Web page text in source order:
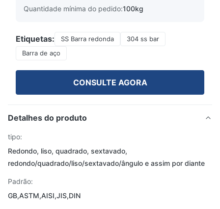
Quantidade mínima do pedido:100kg
Etiquetas: SS Barra redonda
304 ss bar
Barra de aço
CONSULTE AGORA
Detalhes do produto
tipo:
Redondo, liso, quadrado, sextavado,
redondo/quadrado/liso/sextavado/ângulo e assim por diante
Padrão:
GB,ASTM,AISI,JIS,DIN